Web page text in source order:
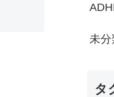
未分
タ